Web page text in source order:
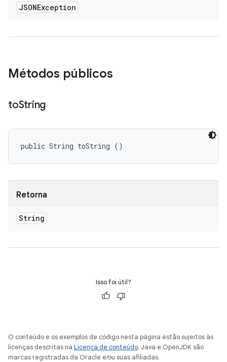
JSONException
Métodos públicos
toString
public String toString ()
Retorna
String
Isso foi útil?
O conteúdo e os exemplos de código nesta página estão sujeitos às
licenças descritas na Licença de conteúdo. Java e OpenJDK são
marcas registradas da Oracle e/ou suas afiliadas.